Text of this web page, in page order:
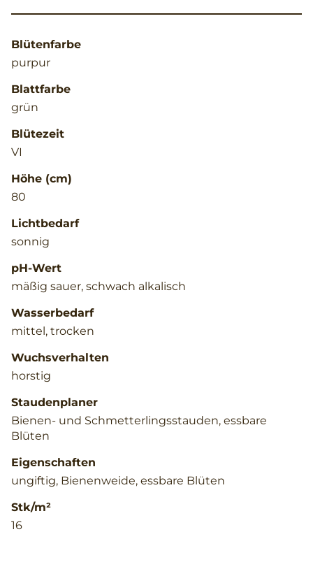
Blütenfarbe
purpur
Blattfarbe
grün
Blütezeit
VI
Höhe (cm)
80
Lichtbedarf
sonnig
pH-Wert
mäßig sauer, schwach alkalisch
Wasserbedarf
mittel, trocken
Wuchsverhalten
horstig
Staudenplaner
Bienen- und Schmetterlingsstauden, essbare
Blüten
Eigenschaften
ungiftig, Bienenweide, essbare Blüten
Stk/m²
16